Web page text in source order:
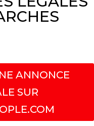
ANNONCE
SUR